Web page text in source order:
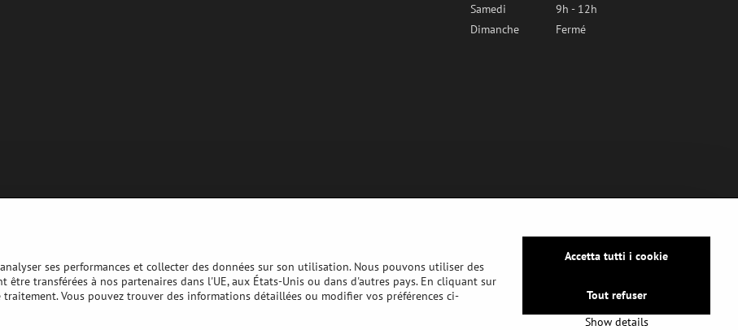
Samedi
9h - 12h
Dimanche
Fermé
ses performances et collecter des données sur son utilisation. Nous pouvons utiliser des
transférées à nos partenaires dans l'UE, aux États-Unis ou dans d'autres pays. En cliquant sur
Vous pouvez trouver des informations détaillées ou modifier vos préférences ci-
Show details
Accetta tutti i cookie
Tout refuser